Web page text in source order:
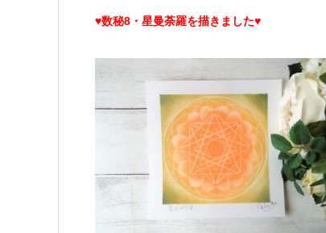
♥数秘8・星曼荼羅を描きました♥